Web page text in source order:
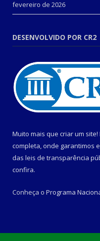
fevereiro de 2026
DESENVOLVIDO POR CR2
Muito mais que criar um
completa, onde garantimos
das leis de transparência
confira.
Conheça o Programa